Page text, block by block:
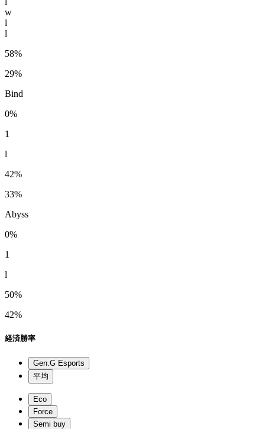
w
l
l
58%
29%
Bind
0%
1
l
42%
33%
Abyss
0%
1
l
50%
42%
経済勝率
Gen.G Esports
平均
Eco
Force
Semi buy